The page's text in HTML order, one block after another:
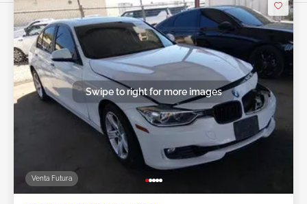
Venta Futura
Swipe to right for more images